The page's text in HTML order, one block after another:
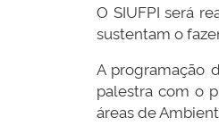
O SIUFPI será
sustentam o
A programação
palestra com o
áreas de